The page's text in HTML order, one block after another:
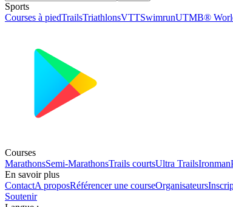
Sports
Courses à piedTrailsTriathlonsVTTSwimrunUTMB®
Courses
MarathonsSemi-MarathonsTrails courtsUltra TrailsIronman
En savoir plus
ContactA proposRéférencer une courseOrganisateurs
Soutenir